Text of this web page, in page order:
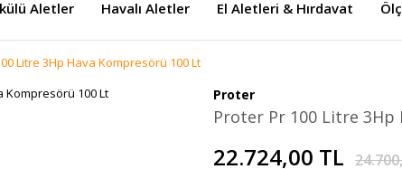
Aletler Havalı Aletler El Aletleri & Hırdavat
Litre 3Hp Hava Kompresörü 100 Lt
Proter
Proter Pr 100 Litre 3Hp
22.724,00 TL